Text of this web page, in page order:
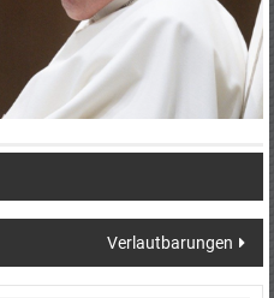
Verlautbarungen